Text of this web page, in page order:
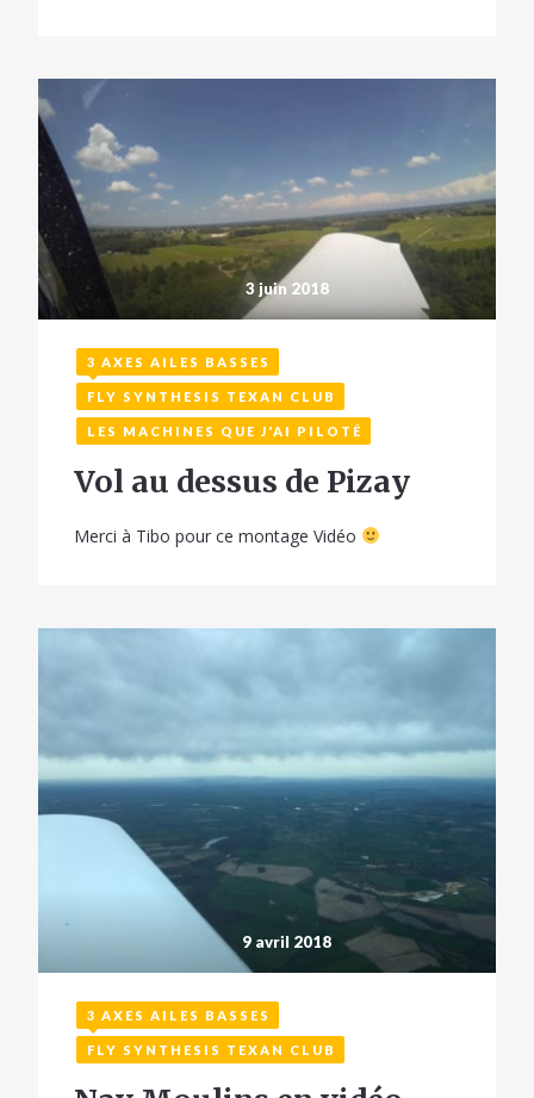
3 juin 2018
3 AXES AILES BASSES
FLY SYNTHESIS TEXAN CLUB
LES MACHINES QUE J'AI PILOTÉ
Vol au dessus de Pizay
Merci à Tibo pour ce montage Vidéo
9 avril 2018
3 AXES AILES BASSES
FLY SYNTHESIS TEXAN CLUB